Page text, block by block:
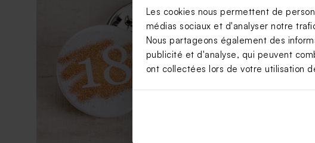
Les cookies nous permettent de
médias sociaux et d'analyser notre
Nous partageons également des
publicité et d'analyse, qui peuvent
ont collectées lors de votre utilisation